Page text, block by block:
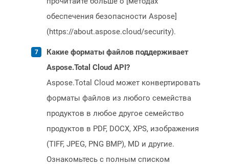
обеспечения безопасности Aspose]
(https://about.aspose.cloud/security).
Какие форматы файлов поддерживает
Aspose.Total Cloud API?
Aspose.Total Cloud может конвертировать
форматы файлов из любого семейства
продуктов в любое другое семейство
продуктов в PDF, DOCX, XPS, изображения
(TIFF, JPEG, PNG BMP), MD и другие.
Ознакомьтесь с полным списком